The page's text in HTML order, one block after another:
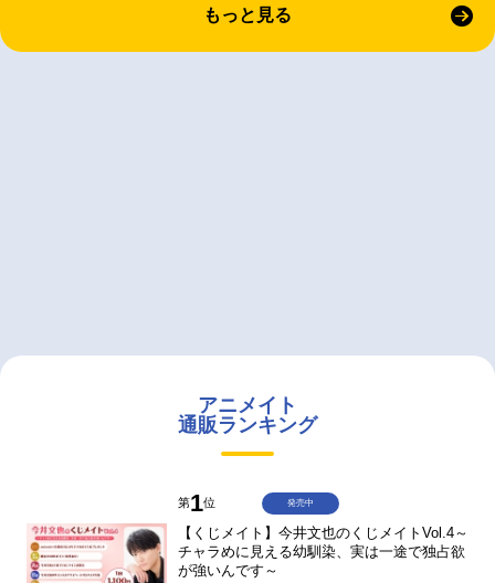
もっと見る
アニメイト
通販ランキング
第1位
【くじメイト】今井文也のくじメイトVol.4～
チャラめに見える幼馴染、実は一途で独占欲
が強いんです～
発売中